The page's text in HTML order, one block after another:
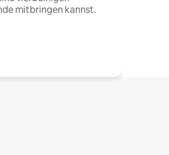
mitbringen kannst.